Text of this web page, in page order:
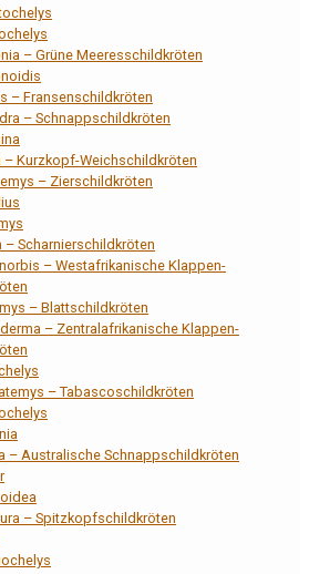
– Grüne Meeresschildkröten
– Fransenschildkröten
– Schnappschildkröten
– Kurzkopf-Weichschildkröten
– Zierschildkröten
– Scharnierschildkröten
– Westafrikanische Klappen-
– Blattschildkröten
– Zentralafrikanische Klappen-
– Tabascoschildkröten
– Australische Schnappschildkröten
– Spitzkopfschildkröten